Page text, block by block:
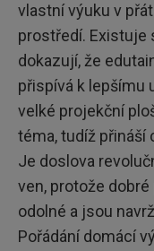
vlastní výuku v
prostředí. Existuje
dokazují, že
přispívá k lepšímu
velké projekční
téma, tudíž přináší
Je doslova
ven, protože
odolné a jsou
Pořádání domácí